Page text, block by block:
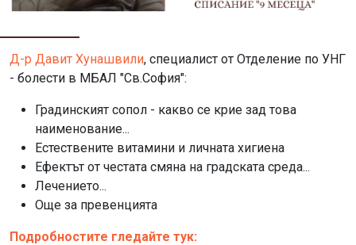
Д-р Давит Хунашвили, специалист от Отделение по УНГ
- болести в МБАЛ "Св.София":
Градинският сопол - какво се крие зад това
наименование...
Естествените витамини и личната хигиена
Ефектът от честата смяна на градската среда...
Лечението...
Още за превенцията
Подробностите гледайте тук: